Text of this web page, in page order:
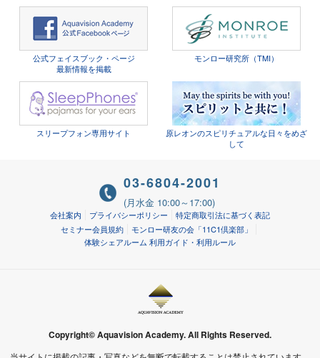
公式フェイスブック・ページ
最新情報を掲載
モンロー研究所（TMI）
スリープフォン専用サイト
原レオンのスピリチュアルな日々をめざ
して
会社案内 プライバシーポリシー
特定商取引法に基づく表記
セミナー会員規約
モンロー研友の会「11C1倶楽部」
体験シェアルーム 利用ガイド・利用ルール
03-6804-2001
(月水金 10:00～17:00)
Copyright© Aquavision Academy. All Rights Reserved.